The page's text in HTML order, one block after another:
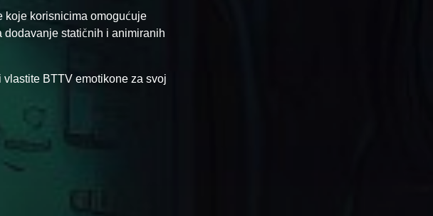
koje korisnicima omogućuje
dodavanje statičnih i animiranih
BTTV emotikone za svoj